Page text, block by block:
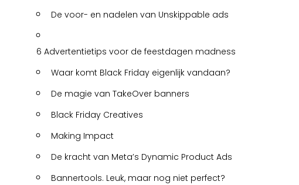
De voor- en nadelen van Unskippable ads
6 Advertentietips voor de feestdagen madness
Waar komt Black Friday eigenlijk vandaan?
De magie van TakeOver banners
Black Friday Creatives
Making Impact
De kracht van Meta’s Dynamic Product Ads
Bannertools. Leuk, maar nog niet perfect?